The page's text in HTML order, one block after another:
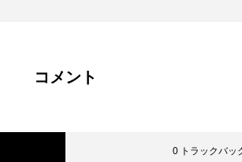
コメント
0 トラックバッ